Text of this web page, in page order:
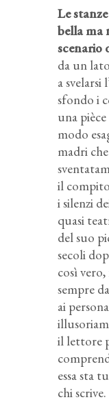
Le
bella ma
scenario
da un
a svelarsi
sfondo i
una
modo
madri
il
i silenzi
quasi
del suo
secoli
così
sempre
ai
il lettore
essa sta
chi scrive.